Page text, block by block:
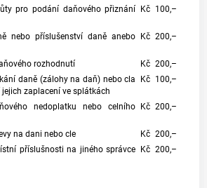
pro podání daňového přiznání Kč 100,–
nebo příslušenství daně anebo Kč 200,–
rozhodnutí Kč 200,–
daně (zálohy na daň) nebo cla
zaplacení ve splátkách
Kč 100,–
nedoplatku nebo celního Kč 200,–
na dani nebo cle Kč 200,–
příslušnosti na jiného správce Kč 200,–